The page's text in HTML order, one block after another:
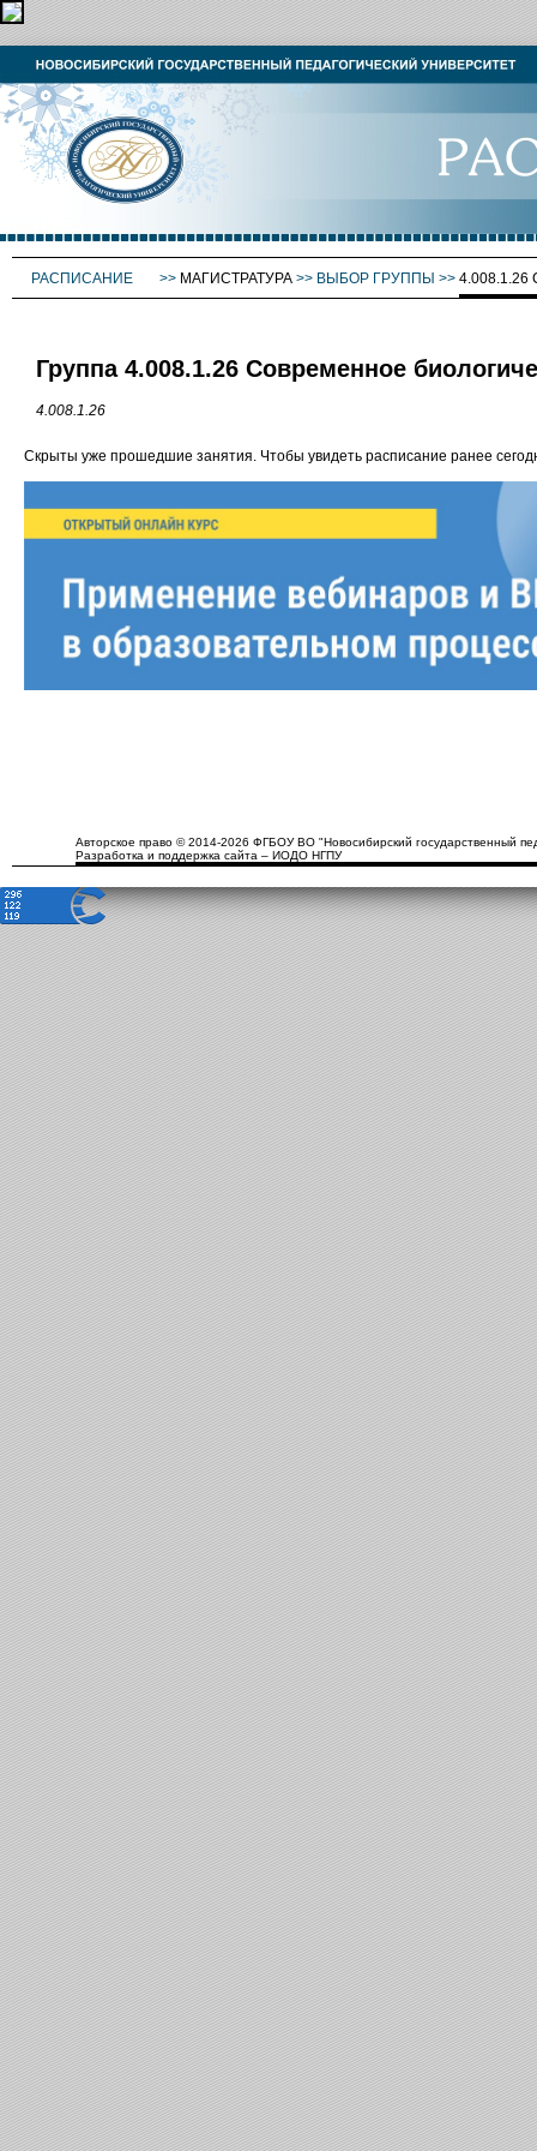
РАСПИСАНИЕ >> МАГИСТРАТУРА >> ВЫБОР ГРУППЫ >>
Группа 4.008.1.26 Современное
4.008.1.26
Скрыты уже прошедшие занятия. Чтобы увидеть расписание ранее
Авторское право © 2014-2026 ФГБОУ ВО "Новосибирский государственный
Разработка и поддержка сайта – ИОДО НГПУ